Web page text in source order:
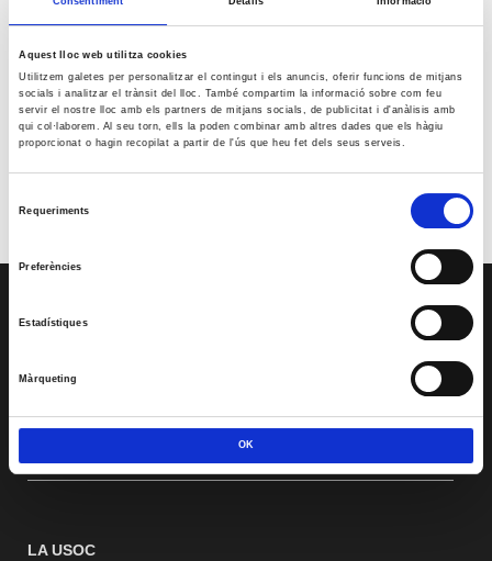
Aquest lloc web utilitza cookies
Utilitzem galetes per personalitzar el contingut i els anuncis, oferir funcions de mitjans
socials i analitzar el trànsit del lloc. També compartim la informació sobre com feu
servir el nostre lloc amb els partners de mitjans socials, de publicitat i d'anàlisis amb
qui col·laborem. Al seu torn, ells la poden combinar amb altres dades que els hàgiu
proporcionat o hagin recopilat a partir de l'ús que heu fet dels seus serveis.
Requeriments
Preferències
Estadístiques
Màrqueting
OK
« juny
ag. »
Reunió amb Núria Gil Sisó, delegada del Govern a Lleida
17 setembre @10:00-11:00
Esdeveniment: Europa Social. 40 anys d’Europa
30 setembre @18:30
CRS
Contacta’ns
LA USOC